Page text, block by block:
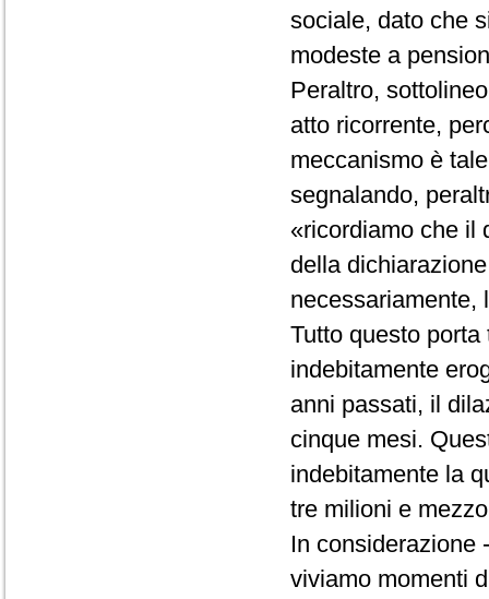
sociale, dato che
modeste a
Peraltro,
atto ricorrente,
meccanismo è
segnalando,
«ricordiamo che il
della
Tutto questo
indebitamente
anni passati, il
cinque mesi.
indebitamente la
tre milioni e
In considerazione
viviamo momenti